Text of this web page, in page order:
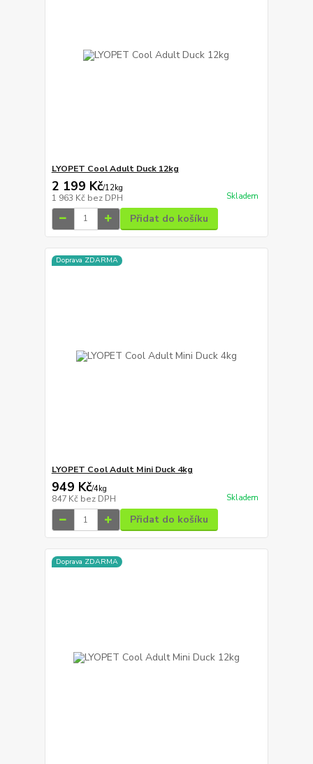
LYOPET Cool Adult Duck 12kg
2 199 Kč/12kg
1 963 Kč bez DPH Skladem
Přidat do košíku
Doprava ZDARMA
LYOPET Cool Adult Mini Duck 4kg
949 Kč/4kg
847 Kč bez DPH Skladem
Přidat do košíku
Doprava ZDARMA